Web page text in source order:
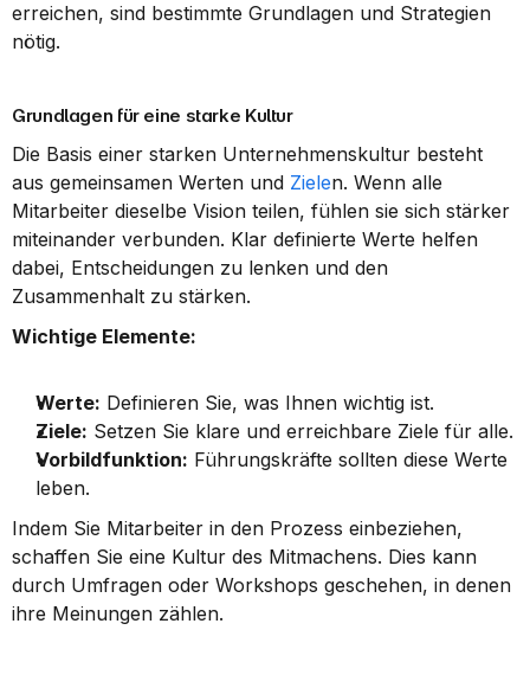
erreichen, sind bestimmte Grundlagen und Strategien
nötig.
Grundlagen für eine starke Kultur
Die Basis einer starken Unternehmenskultur besteht
aus gemeinsamen Werten und Zielen. Wenn alle
Mitarbeiter dieselbe Vision teilen, fühlen sie sich stärker
miteinander verbunden. Klar definierte Werte helfen
dabei, Entscheidungen zu lenken und den
Zusammenhalt zu stärken.
Wichtige Elemente:
Werte: Definieren Sie, was Ihnen wichtig ist.
Ziele: Setzen Sie klare und erreichbare Ziele für alle.
Vorbildfunktion: Führungskräfte sollten diese Werte
leben.
Indem Sie Mitarbeiter in den Prozess einbeziehen,
schaffen Sie eine Kultur des Mitmachens. Dies kann
durch Umfragen oder Workshops geschehen, in denen
ihre Meinungen zählen.